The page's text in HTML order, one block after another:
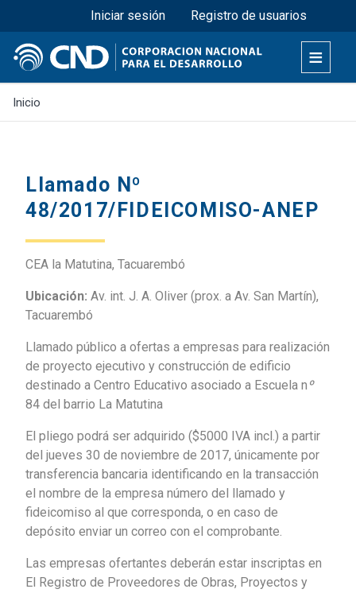
Pasar
al
contenido
principal
Menú superior
Iniciar sesión Registro de usuarios
Inicio
Llamado Nº
48/2017/FIDEICOMISO-ANEP
CEA la Matutina, Tacuarembó
Ubicación: Av. int. J. A. Oliver (prox. a Av. San Martín),
Tacuarembó
Llamado público a ofertas a empresas para realización
de proyecto ejecutivo y construcción de edificio
destinado a Centro Educativo asociado a Escuela n º
84 del barrio La Matutina
El pliego podrá ser adquirido ($5000 IVA incl.) a partir
del jueves 30 de noviembre de 2017, únicamente por
transferencia bancaria identificando en la transacción
el nombre de la empresa número del llamado y
fideicomiso al que corresponda, o en caso de
depósito enviar un correo con el comprobante.
Las empresas ofertantes deberán estar inscriptas en
El Registro de Proveedores de Obras, Proyectos y